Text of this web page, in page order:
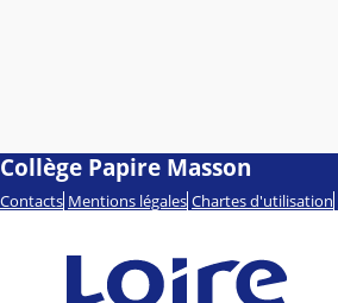
Collège Papire Masson
Contacts Mentions légales Chartes d'utilisation